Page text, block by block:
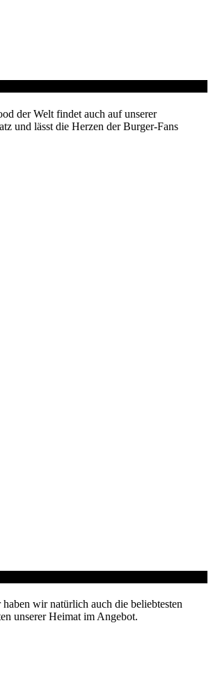
der Welt findet auch auf unserer
und lässt die Herzen der Burger-Fans
wir natürlich auch die beliebtesten
unserer Heimat im Angebot.